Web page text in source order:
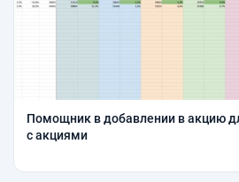
Помощник в добавлении в акцию
с акциями